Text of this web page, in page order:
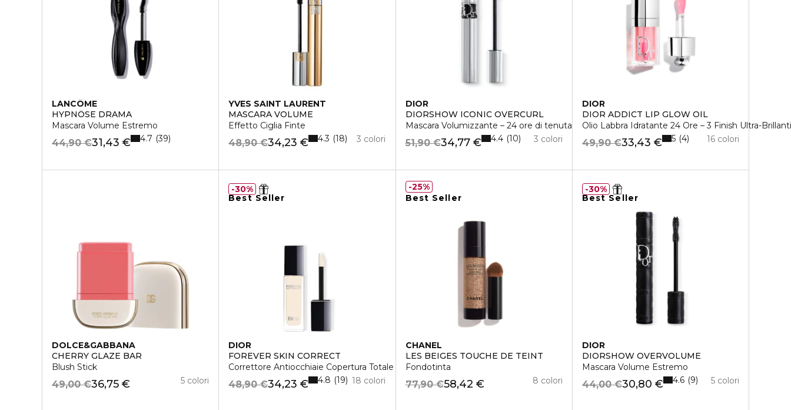
LANCÔME
HYPNÔSE DRAMA
Mascara Volume Estremo
31,43 €
44,90 € 4.7 39
YVES SAINT LAURENT
MASCARA VOLUME
Effetto Ciglia Finte
34,23 €
48,90 € 3 colori
4.3 18
DIOR
DIORSHOW ICONIC OVERCURL
Mascara Volumizzante – 24 ore di tenuta – Effetto Fortificante
34,77 €
51,90 € 3 colori
4.4 10
DIOR
DIOR ADDICT LIP GLOW OIL
Olio Labbra Idratante 24 Ore – 3 Finish Ultra-Brillanti
33,43 €
49,90 € 16 colori
5 4
DOLCE&GABBANA
CHERRY GLAZE BAR
Blush Stick
36,75 €
49,00 € 5 colori
Best Seller
DIOR
FOREVER SKIN CORRECT
Correttore Antiocchiaie Copertura Totale
34,23 €
48,90 € 18 colori
4.8 19
30%
Best Seller
CHANEL
LES BEIGES TOUCHE DE TEINT
Fondotinta
58,42 €
77,90 € 8 colori
25%
Best Seller
DIOR
DIORSHOW OVERVOLUME
Mascara Volume Estremo
30,80 €
44,00 € 5 colori
4.6 9
30%